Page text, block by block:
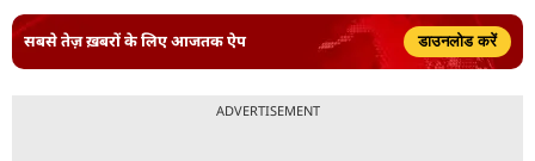
सबसे तेज़ ख़बरों के लिए आजतक ऐप डाउनलोड करें
ADVERTISEMENT